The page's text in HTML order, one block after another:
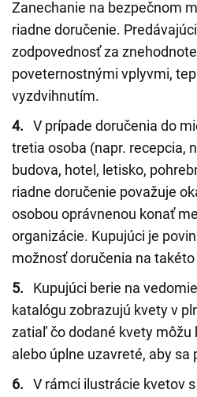
Zanechanie na bezpečnom
riadne doručenie.
zodpovednosť za
poveternostnými vplyvmi,
vyzdvihnutím.
4.
V prípade doručenia do
tretia osoba (napr. recepcia,
budova, hotel, letisko,
riadne doručenie považuje
osobou oprávnenou konať
organizácie. Kupujúci je
možnosť doručenia na
5. Kupujúci berie na
katalógu zobrazujú kvety v
zatiaľ čo dodané kvety môžu
alebo úplne uzavreté, aby sa
6.
V rámci ilustrácie kvetov